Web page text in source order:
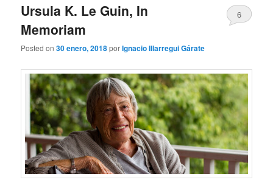
Ursula K. Le Guin, In
Memoriam
Posted on30 enero, 2018porIgnacio Illarregui Gárate
6